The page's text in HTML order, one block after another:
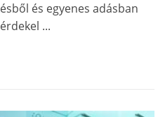
és egyenes adásban
...